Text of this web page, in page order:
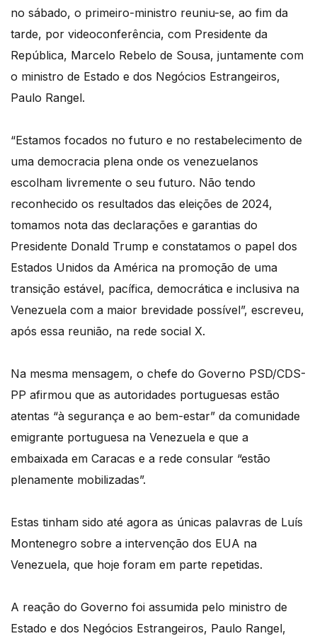
no sábado, o primeiro-ministro reuniu-se, ao fim da
tarde, por videoconferência, com Presidente da
República, Marcelo Rebelo de Sousa, juntamente com
o ministro de Estado e dos Negócios Estrangeiros,
Paulo Rangel.
“Estamos focados no futuro e no restabelecimento de
uma democracia plena onde os venezuelanos
escolham livremente o seu futuro. Não tendo
reconhecido os resultados das eleições de 2024,
tomamos nota das declarações e garantias do
Presidente Donald Trump e constatamos o papel dos
Estados Unidos da América na promoção de uma
transição estável, pacífica, democrática e inclusiva na
Venezuela com a maior brevidade possível”, escreveu,
após essa reunião, na rede social X.
Na mesma mensagem, o chefe do Governo PSD/CDS-
PP afirmou que as autoridades portuguesas estão
atentas “à segurança e ao bem-estar” da comunidade
emigrante portuguesa na Venezuela e que a
embaixada em Caracas e a rede consular “estão
plenamente mobilizadas”.
Estas tinham sido até agora as únicas palavras de Luís
Montenegro sobre a intervenção dos EUA na
Venezuela, que hoje foram em parte repetidas.
A reação do Governo foi assumida pelo ministro de
Estado e dos Negócios Estrangeiros, Paulo Rangel,